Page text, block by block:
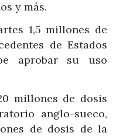
y más.
1,5 millones de
de Estados
aprobar su uso
millones de dosis
anglo-sueco,
de dosis de la